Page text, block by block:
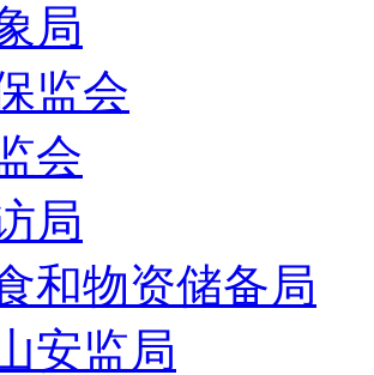
局
监会
会
局
和物资储备局
安监局